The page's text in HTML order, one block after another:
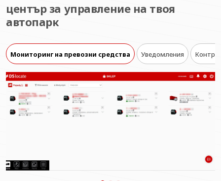
център за управление на твоя
автопарк
Мониторинг на превозни средства Уведомления